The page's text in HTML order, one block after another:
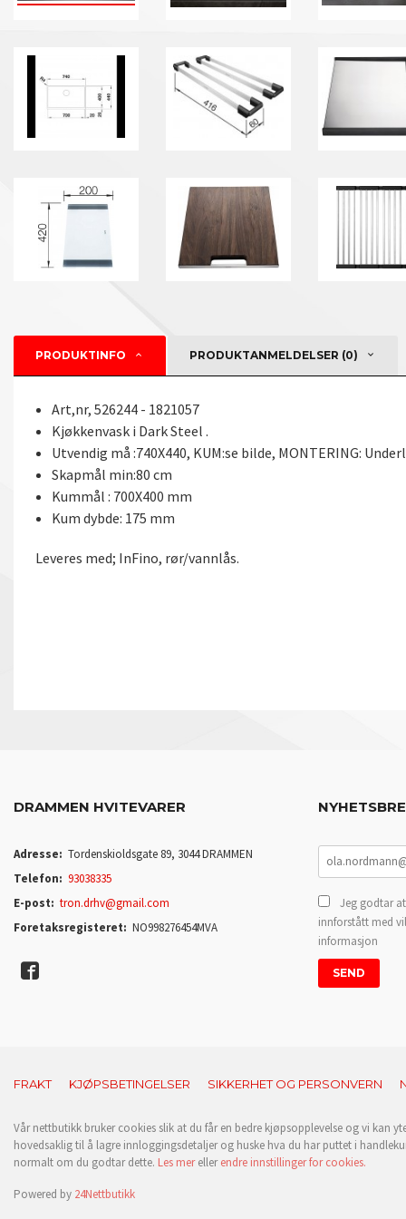
PRODUKTINFO PRODUKTANMELDELSER (0)
Art,nr, 526244 - 1821057
Kjøkkenvask i Dark Steel .
Utvendig må :740X440, KUM:se bilde, MONTERING:
Skapmål min:80 cm
Kummål : 700X400 mm
Kum dybde: 175 mm
Leveres med; InFino, rør/vannlås.
DRAMMEN HVITEVARER
Adresse: Tordenskioldsgate 89, 3044 DRAMMEN
Telefon: 93038335
E-post: tron.drhv@gmail.com
Foretaksregisteret: NO998276454MVA
Jeg godtar
innforstått med
informasjon
FRAKT KJØPSBETINGELSER SIKKERHET OG PERSONVERN
Vår nettbutikk bruker cookies slik at du får en bedre kjøpsopplevelse og vi kan
hovedsaklig til å lagre innloggingsdetaljer og huske hva du har puttet i
normalt om du godtar dette. Les merellerendre innstillinger for cookies.
Powered by 24Nettbutikk